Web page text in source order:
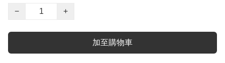
−
+
加至購物車